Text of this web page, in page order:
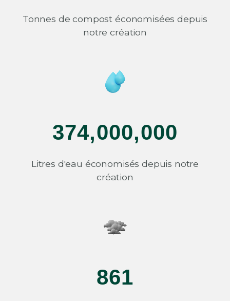
Tonnes de compost économisées depuis
notre création
374,000,000
Litres d'eau économisés depuis notre
création
861